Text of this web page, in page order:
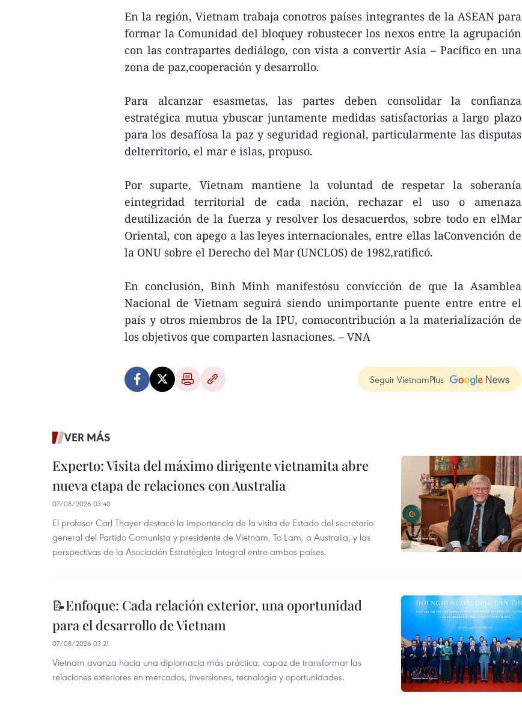
En la región, Vietnam trabaja conotros países integrantes de la ASEAN para
formar la Comunidad del bloquey robustecer los nexos entre la agrupación
con las contrapartes dediálogo, con vista a convertir Asia – Pacífico en una
zona de paz,cooperación y desarrollo.
Para alcanzar esasmetas, las partes deben consolidar la confianza
estratégica mutua ybuscar juntamente medidas satisfactorias a largo plazo
para los desafíosa la paz y seguridad regional, particularmente las disputas
delterritorio, el mar e islas, propuso.
Por suparte, Vietnam mantiene la voluntad de respetar la soberanía
eintegridad territorial de cada nación, rechazar el uso o amenaza
deutilización de la fuerza y resolver los desacuerdos, sobre todo en elMar
Oriental, con apego a las leyes internacionales, entre ellas laConvención de
la ONU sobre el Derecho del Mar (UNCLOS) de 1982,ratificó.
En conclusión, Binh Minh manifestósu convicción de que la Asamblea
Nacional de Vietnam seguirá siendo unimportante puente entre entre el
país y otros miembros de la IPU, comocontribución a la materialización de
los objetivos que comparten lasnaciones. – VNA
Seguir VietnamPlus
VER MÁS
Experto: Visita del máximo dirigente vietnamita abre
nueva etapa de relaciones con Australia
07/08/2026 03:40
El profesor Carl Thayer destacó la importancia de la visita de Estado del secretario
general del Partido Comunista y presidente de Vietnam, To Lam, a Australia, y las
perspectivas de la Asociación Estratégica Integral entre ambos países.
📝Enfoque: Cada relación exterior, una oportunidad
para el desarrollo de Vietnam
07/08/2026 03:21
Vietnam avanza hacia una diplomacia más práctica, capaz de transformar las
relaciones exteriores en mercados, inversiones, tecnología y oportunidades.